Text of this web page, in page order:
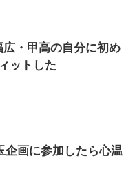
・甲高の自分に初め
ットした
企画に参加したら心温